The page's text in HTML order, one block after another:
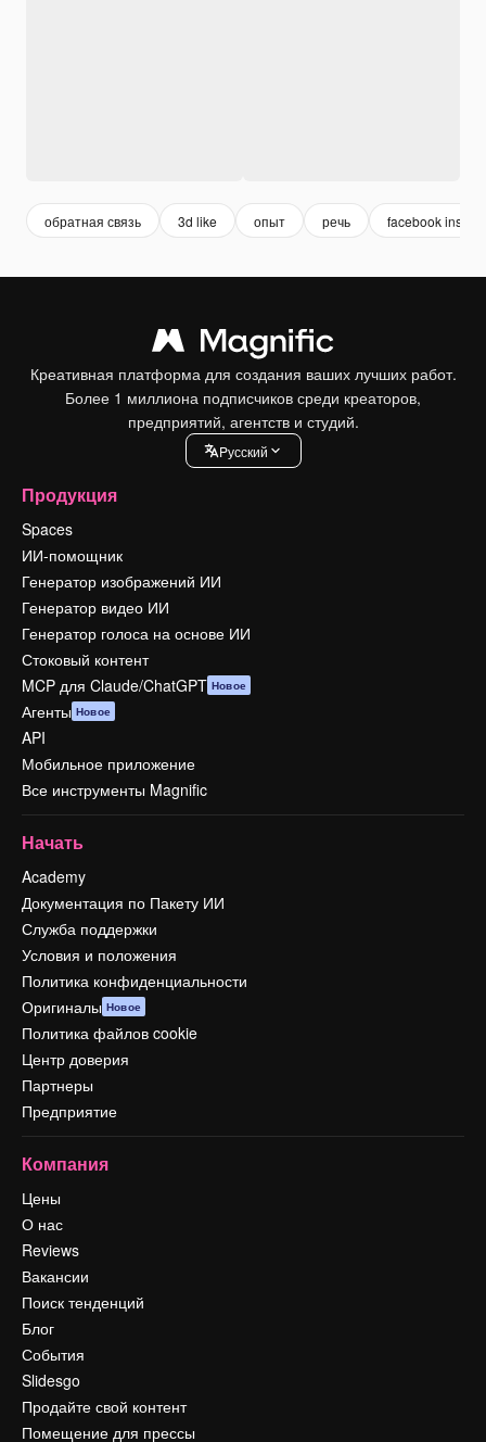
обратная связь 3d like опыт речь facebook
Креативная платформа для создания ваших лучших работ.
Более 1 миллиона подписчиков среди креаторов,
предприятий, агентств и студий.
Pусский
Продукция
Spaces
ИИ-помощник
Генератор изображений ИИ
Генератор видео ИИ
Генератор голоса на основе ИИ
Стоковый контент
MCP для Claude/ChatGPT Новое
Агенты Новое
API
Мобильное приложение
Все инструменты Magnific
Начать
Academy
Документация по Пакету ИИ
Служба поддержки
Условия и положения
Политика конфиденциальности
Оригиналы Новое
Политика файлов cookie
Центр доверия
Партнеры
Предприятие
Компания
Цены
О нас
Reviews
Вакансии
Поиск тенденций
Блог
События
Slidesgo
Продайте свой контент
Помещение для прессы